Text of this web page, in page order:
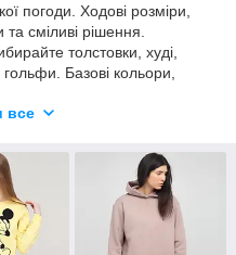
погоди. Ходові розміри,
сміливі рішення.
толстовки, худі,
Базові кольори,
Двоколірні реглани й
реглани та світшоти або
створити улюблений і
трикотажний верх із
навіть платтями. Якщо
та спортивного
все